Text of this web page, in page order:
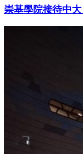
崇基學院接待中